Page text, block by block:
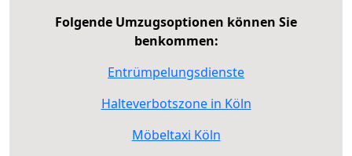
Folgende Umzugsoptionen können Sie
benkommen:
Entrümpelungsdienste
Halteverbotszone in Köln
Möbeltaxi Köln